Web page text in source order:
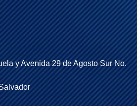
y Avenida 29 de Agosto Sur No.